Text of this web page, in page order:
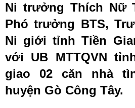
Ni trưởng Thích Nữ
Phó trưởng BTS,
Ni giới tỉnh Tiền
với UB MTTQVN
giao 02 căn nhà
huyện Gò Công Tây.